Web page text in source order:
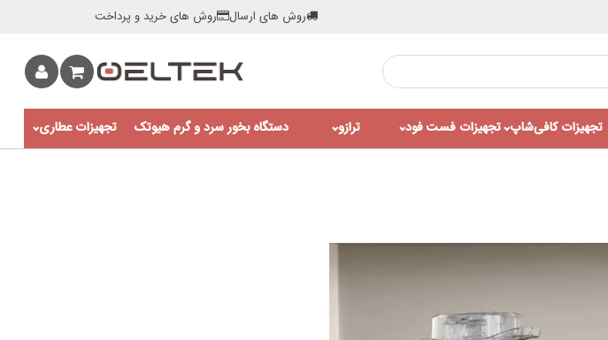
روش های ارسال روش های خرید و پرداخت
تجهیزات کافی‌شاپ تجهیزات فست فود ترازو دستگاه بخور سرد و گرم هیوتک تجهیزات عطاری